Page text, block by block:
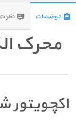
توضیحات نظرات
محرک
اکچویتور